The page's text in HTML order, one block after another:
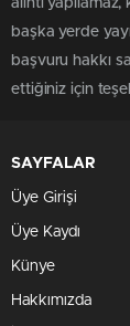
alıntı
başka yerde
başvuru hakkı
ettiğiniz için
SAYFALAR
Üye Girişi
Üye Kaydı
Künye
Hakkımızda